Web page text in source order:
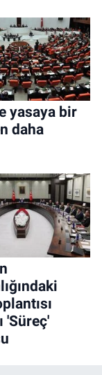
yasaya bir
daha
'Süreç'